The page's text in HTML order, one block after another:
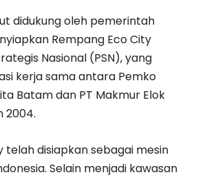
didukung oleh pemerintah
Rempang Eco City
Nasional (PSN), yang
kerja sama antara Pemko
Batam dan PT Makmur Elok
2004.
telah disiapkan sebagai mesin
Selain menjadi kawasan